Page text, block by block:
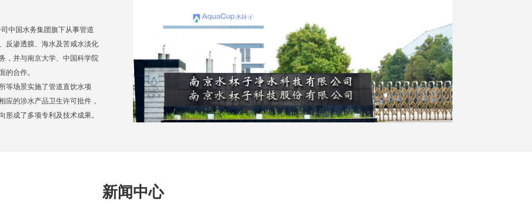
中国水务集团旗下从事管道
反渗透膜、海水及苦咸水淡化
，并与南京大学、中国科学院
的合作。
等场景实施了管道直饮水项
应的涉水产品卫生许可批件，
形成了多项专利及技术成果。
新闻中心